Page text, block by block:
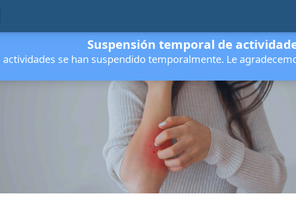
Suspensión temporal de
actividades se han suspendido temporalmente. Le